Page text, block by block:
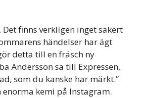
Det finns verkligen inget säkert
händelser har ägt
detta till en fräsch ny
Andersson sa till Expressen,
som du kanske har märkt.”
enorma kemi på Instagram.